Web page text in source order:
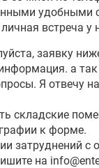
удобными
встреча у
заявку
а
Я отвечу
складские
к форме.
затруднений с
на